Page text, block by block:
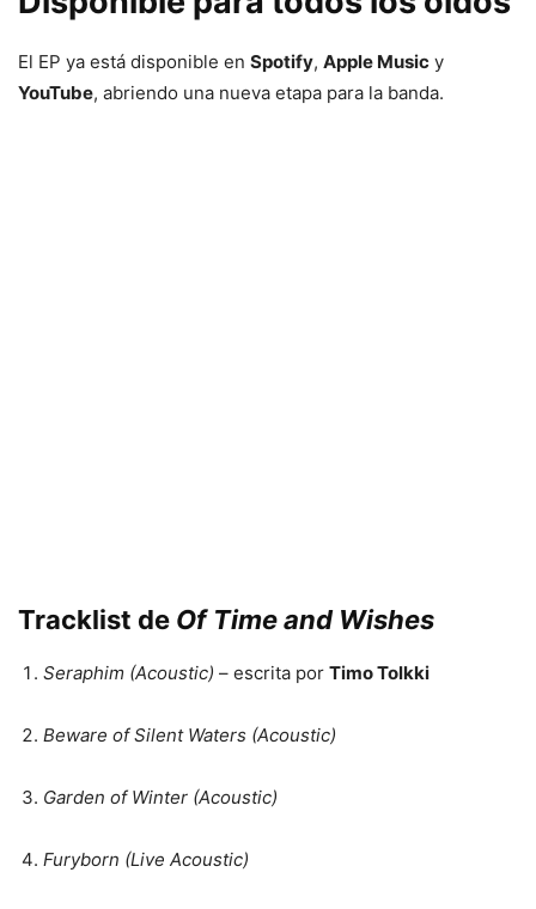
El EP ya está disponible en Spotify, Apple Music y
YouTube, abriendo una nueva etapa para la banda.
Tracklist de Of Time and Wishes
Seraphim (Acoustic) – escrita por Timo Tolkki
Beware of Silent Waters (Acoustic)
Garden of Winter (Acoustic)
Furyborn (Live Acoustic)